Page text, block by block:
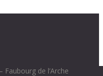
Faubourg de l’Arche